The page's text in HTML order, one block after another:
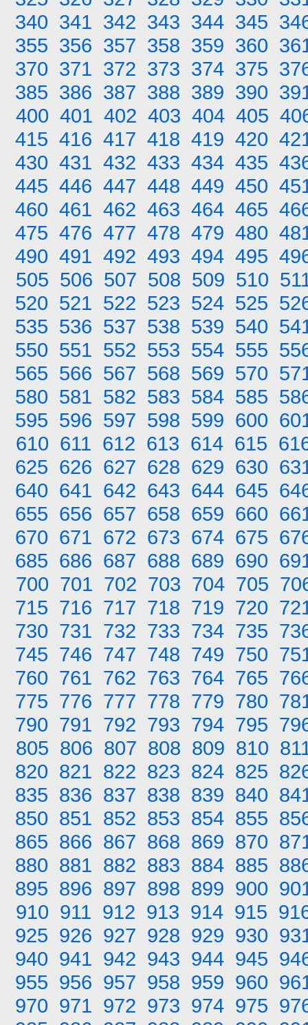
340 341 342 343 344 345
355 356 357 358 359 360
370 371 372 373 374 375
385 386 387 388 389 390
400 401 402 403 404 405
415 416 417 418 419 420
430 431 432 433 434 435
445 446 447 448 449 450
460 461 462 463 464 465
475 476 477 478 479 480
490 491 492 493 494 495
505 506 507 508 509 510
520 521 522 523 524 525
535 536 537 538 539 540
550 551 552 553 554 555
565 566 567 568 569 570
580 581 582 583 584 585
595 596 597 598 599 600
610 611 612 613 614 615
625 626 627 628 629 630
640 641 642 643 644 645
655 656 657 658 659 660
670 671 672 673 674 675
685 686 687 688 689 690
700 701 702 703 704 705
715 716 717 718 719 720
730 731 732 733 734 735
745 746 747 748 749 750
760 761 762 763 764 765
775 776 777 778 779 780
790 791 792 793 794 795
805 806 807 808 809 810
820 821 822 823 824 825
835 836 837 838 839 840
850 851 852 853 854 855
865 866 867 868 869 870
880 881 882 883 884 885
895 896 897 898 899 900
910 911 912 913 914 915
925 926 927 928 929 930
940 941 942 943 944 945
955 956 957 958 959 960
970 971 972 973 974 975